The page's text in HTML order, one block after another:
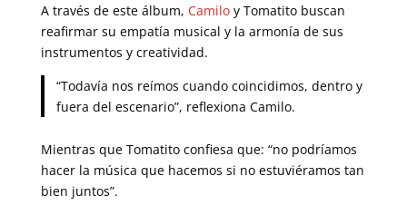
A través de este álbum, Camiloy Tomatito buscan
reafirmar su empatía musical y la armonía de sus
instrumentos y creatividad.
“Todavía nos reímos cuando coincidimos, dentro y
fuera del escenario”, reflexiona Camilo.
Mientras que Tomatito confiesa que: “no podríamos
hacer la música que hacemos si no estuviéramos tan
bien juntos”.